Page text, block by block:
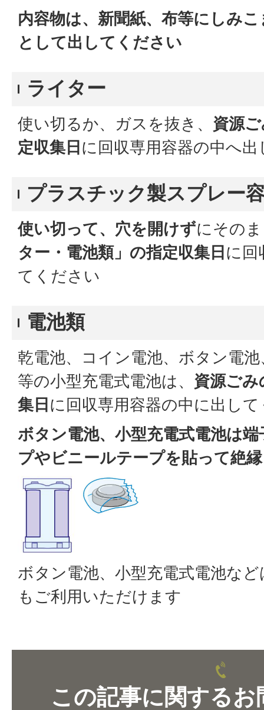
内容物は、新聞紙、布等にしみ
として出してください
ライター
使い切るか、ガスを抜き、 資源
定収集日 に回収専用容器の中へ
プラスチック製スプレー
使い切って、穴を開けずにその
ター・電池類」の指定収集日 に回
てください
電池類
乾電池、コイン電池、ボタン電
等の小型充電式電池は、 資源ごみ
集日 に回収専用容器の中に出し
ボタン電池、小型充電式電池は
プやビニールテープを貼って絶
ボタン電池、小型充電式電池な
もご利用いただけます
この記事に関するお